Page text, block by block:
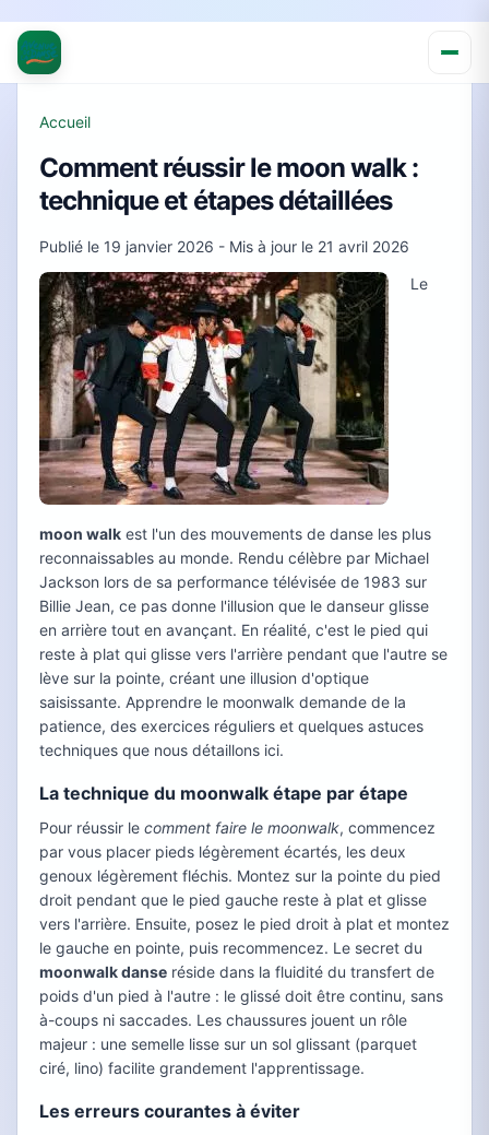
Accueil
Comment réussir le moon walk :
technique et étapes détaillées
Publié le 19 janvier 2026 - Mis à jour le 21 avril 2026
Le
moon walk est l'un des mouvements de danse les plus
reconnaissables au monde. Rendu célèbre par Michael
Jackson lors de sa performance télévisée de 1983 sur
Billie Jean, ce pas donne l'illusion que le danseur glisse
en arrière tout en avançant. En réalité, c'est le pied qui
reste à plat qui glisse vers l'arrière pendant que l'autre se
lève sur la pointe, créant une illusion d'optique
saisissante. Apprendre le moonwalk demande de la
patience, des exercices réguliers et quelques astuces
techniques que nous détaillons ici.
La technique du moonwalk étape par étape
Pour réussir le comment faire le moonwalk, commencez
par vous placer pieds légèrement écartés, les deux
genoux légèrement fléchis. Montez sur la pointe du pied
droit pendant que le pied gauche reste à plat et glisse
vers l'arrière. Ensuite, posez le pied droit à plat et montez
le gauche en pointe, puis recommencez. Le secret du
moonwalk danse réside dans la fluidité du transfert de
poids d'un pied à l'autre : le glissé doit être continu, sans
à-coups ni saccades. Les chaussures jouent un rôle
majeur : une semelle lisse sur un sol glissant (parquet
ciré, lino) facilite grandement l'apprentissage.
Les erreurs courantes à éviter